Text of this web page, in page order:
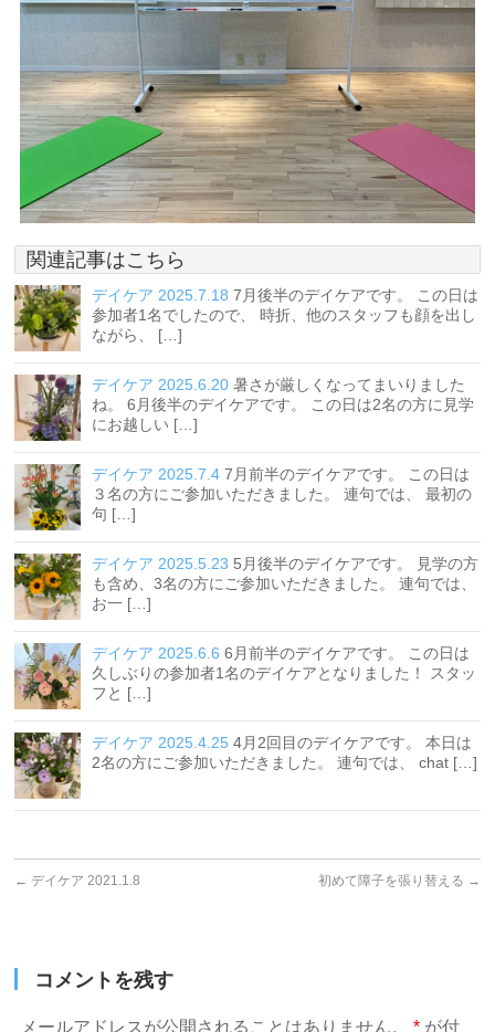
関連記事はこちら
デイケア 2025.7.18 7月後半のデイケアです。 この日は
参加者1名でしたので、 時折、他のスタッフも顔を出し
ながら、 […]
デイケア 2025.6.20 暑さが厳しくなってまいりました
ね。 6月後半のデイケアです。 この日は2名の方に見学
にお越しい […]
デイケア 2025.7.4 7月前半のデイケアです。 この日は
３名の方にご参加いただきました。 連句では、 最初の
句 […]
デイケア 2025.5.23 5月後半のデイケアです。 見学の方
も含め、3名の方にご参加いただきました。 連句では、
お一 […]
デイケア 2025.6.6 6月前半のデイケアです。 この日は
久しぶりの参加者1名のデイケアとなりました！ スタッ
フと […]
デイケア 2025.4.25 4月2回目のデイケアです。 本日は
2名の方にご参加いただきました。 連句では、 chat […]
← デイケア 2021.1.8 初めて障子を張り替える →
コメントを残す
メールアドレスが公開されることはありません。 * が付